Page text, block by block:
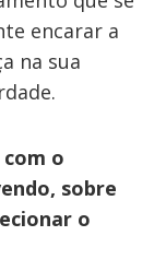
encarar a
na sua
o
sobre
o